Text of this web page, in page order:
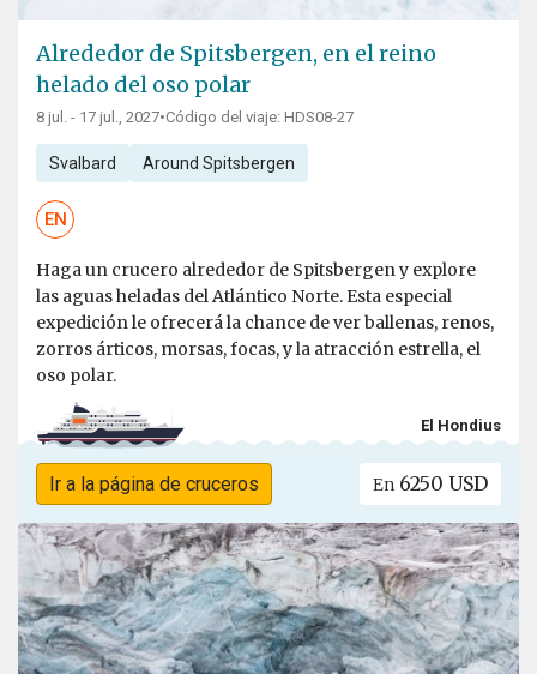
Alrededor de Spitsbergen, en el reino
helado del oso polar
8 jul. - 17 jul., 2027•Código del viaje: HDS08-27
Svalbard Around Spitsbergen
EN
Haga un crucero alrededor de Spitsbergen y explore
las aguas heladas del Atlántico Norte. Esta especial
expedición le ofrecerá la chance de ver ballenas, renos,
zorros árticos, morsas, focas, y la atracción estrella, el
oso polar.
El Hondius
Ir a la página de cruceros En 6250 USD